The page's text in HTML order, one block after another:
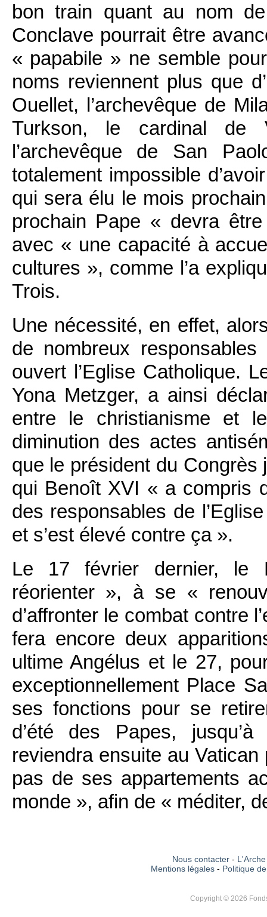
bon train quant au nom
Conclave pourrait être
« papabile » ne semble
noms reviennent plus que
Ouellet, l’archevêque de
Turkson, le cardinal de
l’archevêque de San
totalement impossible
qui sera élu le mois
prochain Pape « devra être
avec « une capacité à
cultures », comme l’a
Trois.
Une nécessité, en effet,
de nombreux
ouvert l’Eglise Catholique.
Yona Metzger, a ainsi
entre le christianisme et
diminution des actes
que le président du Congrès
qui Benoît XVI « a compris
des responsables de
et s’est élevé contre ça ».
Le 17 février dernier, le
réorienter », à se «
d’affronter le combat contre
fera encore deux
ultime Angélus et le 27,
exceptionnellement Place
ses fonctions pour se
d’été des Papes,
reviendra ensuite au
pas de ses appartements
monde », afin de « méditer,
Nous contacter-
Mentions légales - Politique
Copyright © 2026